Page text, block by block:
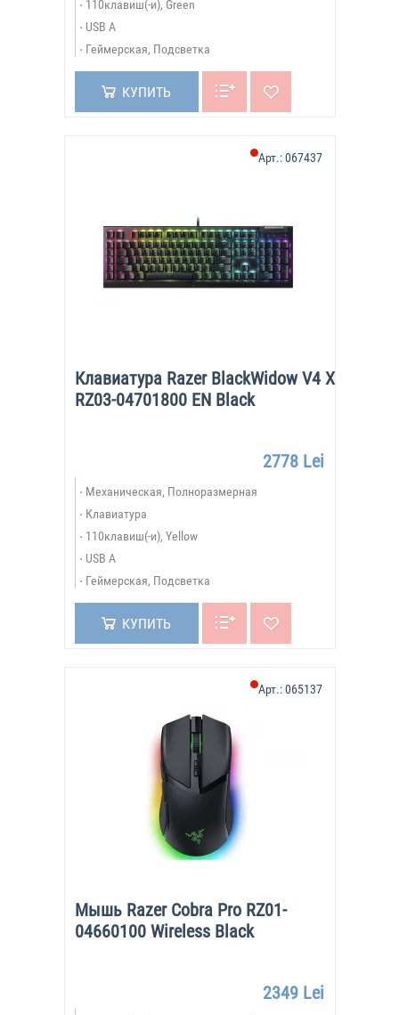
110клавиш(-и), Green
USB A
Геймерская, Подсветка
КУПИТЬ
Клавиатура Razer BlackWidow V4 X
RZ03-04701800 EN Black
Арт.:067437
2778 Lei
Механическая, Полноразмерная
Клавиатура
110клавиш(-и), Yellow
USB A
Геймерская, Подсветка
КУПИТЬ
Мышь Razer Cobra Pro RZ01-
04660100 Wireless Black
Арт.:065137
2349 Lei